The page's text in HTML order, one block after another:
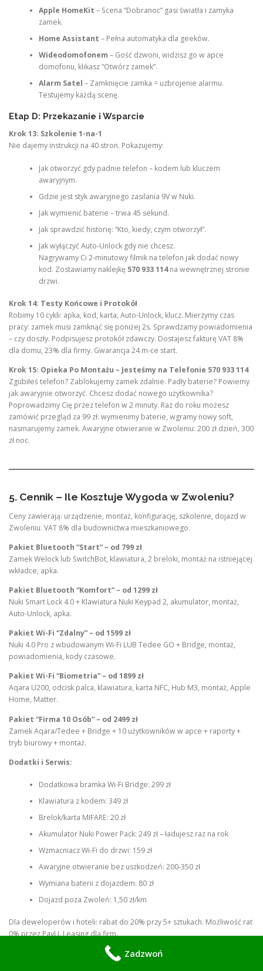
Apple HomeKit – Scena “Dobranoc” gasi światła i zamyka
zamek.
Home Assistant – Pełna automatyka dla geeków.
Wideodomofonem – Gość dzwoni, widzisz go w apce
domofonu, klikasz “Otwórz zamek”.
Alarm Satel – Zamknięcie zamka = uzbrojenie alarmu.
Testujemy każdą scenę.
Etap D: Przekazanie i Wsparcie
Krok 13: Szkolenie 1-na-1
Nie dajemy instrukcji na 40 stron. Pokazujemy:
Jak otworzyć gdy padnie telefon – kodem lub kluczem
awaryjnym.
Gdzie jest styk awaryjnego zasilania 9V w Nuki.
Jak wymienić baterie – trwa 45 sekund.
Jak sprawdzić historię: “Kto, kiedy, czym otworzył”.
Jak wyłączyć Auto-Unlock gdy nie chcesz.
Nagrywamy Ci 2-minutowy filmik na telefon jak dodać nowy
kod. Zostawiamy naklejkę 570 933 114na wewnętrznej stronie
drzwi.
Krok 14: Testy Końcowe i Protokół
Robimy 10 cykli: apka, kod, karta, Auto-Unlock, klucz. Mierzymy czas
pracy: zamek musi zamknąć się poniżej 2s. Sprawdzamy powiadomienia
– czy doszły. Podpisujesz protokół zdawczy. Dostajesz fakturę VAT 8%
dla domu, 23% dla firmy. Gwarancja 24 m-ce start.
Krok 15: Opieka Po Montażu – Jesteśmy na Telefonie 570 933 114
Zgubiłeś telefon? Zablokujemy zamek zdalnie. Padły baterie? Powiemy
jak awaryjnie otworzyć. Chcesz dodać nowego użytkownika?
Poprowadzimy Cię przez telefon w 2 minuty. Raz do roku możesz
zamówić przegląd za 99 zł: wymienimy baterie, wgramy nowy soft,
nasmarujemy zamek. Awaryjne otwieranie w Zwoleniu: 200 zł dzień, 300
zł noc.
5. Cennik – Ile Kosztuje Wygoda w Zwoleniu?
Ceny zawierają: urządzenie, montaż, konfigurację, szkolenie, dojazd w
Zwoleniu. VAT 8% dla budownictwa mieszkaniowego.
Pakiet Bluetooth “Start” – od 799 zł
Zamek Welock lub SwitchBot, klawiatura, 2 breloki, montaż na istniejącej
wkładce, apka.
Pakiet Bluetooth “Komfort” – od 1299 zł
Nuki Smart Lock 4.0 + Klawiatura Nuki Keypad 2, akumulator, montaż,
Auto-Unlock, apka.
Pakiet Wi-Fi “Zdalny” – od 1599 zł
Nuki 4.0 Pro z wbudowanym Wi-Fi LUB Tedee GO + Bridge, montaż,
powiadomienia, kody czasowe.
Pakiet Wi-Fi “Biometria” – od 1899 zł
Aqara U200, odcisk palca, klawiatura, karta NFC, Hub M3, montaż, Apple
Home, Matter.
Pakiet “Firma 10 Osób” – od 2499 zł
Zamek Aqara/Tedee + Bridge + 10 użytkowników w apce + raporty +
tryb biurowy + montaż.
Dodatki i Serwis:
Dodatkowa bramka Wi-Fi Bridge: 299 zł
Klawiatura z kodem: 349 zł
Brelok/karta MIFARE: 20 zł
Akumulator Nuki Power Pack: 249 zł – ładujesz raz na rok
Wzmacniacz Wi-Fi do drzwi: 159 zł
Awaryjne otwieranie bez uszkodzeń: 200-350 zł
Wymiana baterii z dojazdem: 80 zł
Dojazd poza Zwoleń: 1,50 zł/km
Dla deweloperów i hoteli: rabat do 20% przy 5+ sztukach. Możliwość rat
0% przez PayU. Leasing dla firm.
Zadzwoń